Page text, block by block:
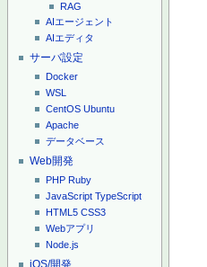
RAG
AIエージェント
AIエディタ
サーバ設定
Docker
WSL
CentOS Ubuntu
Apache
データベース
Web開発
PHP Ruby
JavaScript TypeScript
HTML5 CSS3
Webアプリ
Node.js
iOS/開発